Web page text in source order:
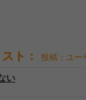
ト： 投稿：ユー
い